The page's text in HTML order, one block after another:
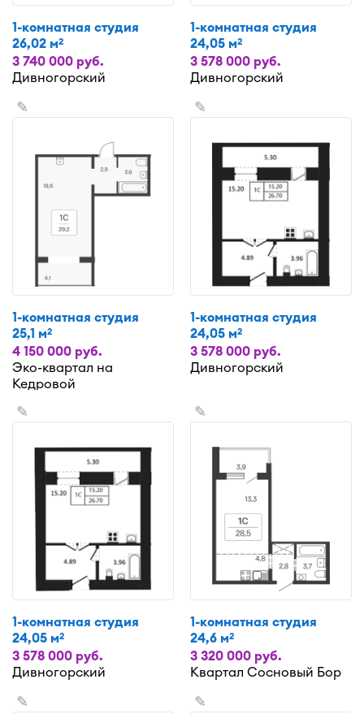
1-комнатная студия
26,02 м2
3 740 000 руб.
Дивногорский
1-комнатная студия
24,05 м2
3 578 000 руб.
Дивногорский
✎
1-комнатная студия
25,1 м2
4 150 000 руб.
Эко-квартал на
Кедровой
✎
1-комнатная студия
24,05 м2
3 578 000 руб.
Дивногорский
✎
1-комнатная студия
24,05 м2
3 578 000 руб.
Дивногорский
✎
1-комнатная студия
24,6 м2
3 320 000 руб.
Квартал Сосновый Бор
✎ ✎